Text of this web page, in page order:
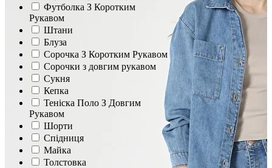
Футболка З Коротким
Рукавом
Штани
Блуза
Сорочка З Коротким Рукавом
Сорочки з довгим рукавом
Сукня
Кепка
Теніска Поло З Довгим
Рукавом
Шорти
Спідниця
Майка
Толстовка